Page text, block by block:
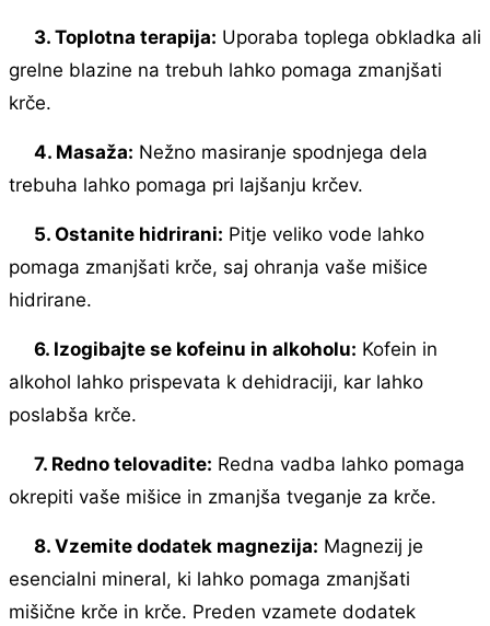
3. Toplotna terapija: Uporaba toplega obkladka ali
grelne blazine na trebuh lahko pomaga zmanjšati
krče.
4. Masaža: Nežno masiranje spodnjega dela
trebuha lahko pomaga pri lajšanju krčev.
5. Ostanite hidrirani: Pitje veliko vode lahko
pomaga zmanjšati krče, saj ohranja vaše mišice
hidrirane.
6. Izogibajte se kofeinu in alkoholu: Kofein in
alkohol lahko prispevata k dehidraciji, kar lahko
poslabša krče.
7. Redno telovadite: Redna vadba lahko pomaga
okrepiti vaše mišice in zmanjša tveganje za krče.
8. Vzemite dodatek magnezija: Magnezij je
esencialni mineral, ki lahko pomaga zmanjšati
mišične krče in krče. Preden vzamete dodatek